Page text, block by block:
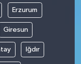
Erzurum
Giresun
Iğdır